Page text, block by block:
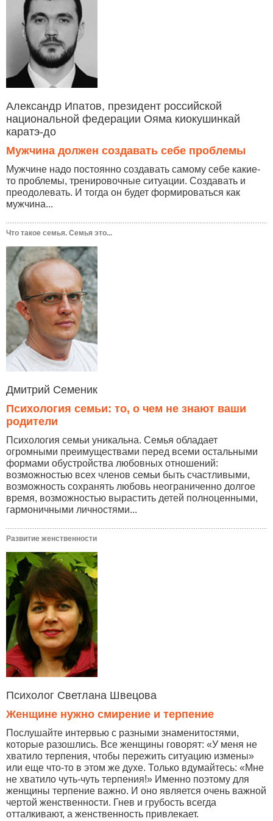
Александр Ипатов, президент российской
национальной федерации Ояма киокушинкай
каратэ-до
Мужчина должен создавать себе проблемы
Мужчине надо постоянно создавать самому себе какие-
то проблемы, тренировочные ситуации. Создавать и
преодолевать. И тогда он будет формироваться как
мужчина...
Что такое семья. Семья это...
Дмитрий Семеник
Психология семьи: то, о чем не знают ваши
родители
Психология семьи уникальна. Семья обладает
огромными преимуществами перед всеми остальными
формами обустройства любовных отношений:
возможностью всех членов семьи быть счастливыми,
возможность сохранять любовь неограниченно долгое
время, возможностью вырастить детей полноценными,
гармоничными личностями...
Развитие женственности
Психолог Светлана Швецова
Женщине нужно смирение и терпение
Послушайте интервью с разными знаменитостями,
которые разошлись. Все женщины говорят: «У меня не
хватило терпения, чтобы пережить ситуацию измены»
или еще что-то в этом же духе. Только вдумайтесь: «Мне
не хватило чуть-чуть терпения!» Именно поэтому для
женщины терпение важно. И оно является очень важной
чертой женственности. Гнев и грубость всегда
отталкивают, а женственность привлекает.